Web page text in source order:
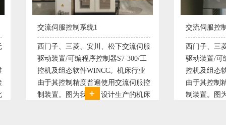
交流伺服控制系统1
西门子、三菱、安川、松下交流伺服
驱动装置/可编程序控制器S7-300/工
控机及组态软件WINCC。机床行业
由于其控制精度普遍使用交流伺服控
制装置。图为我公司设计生产的机床
交流伺服控制系统
西门子、三菱、
驱动装置/可编程
控机及组态软件
由于其控制精度
制装置。图为我